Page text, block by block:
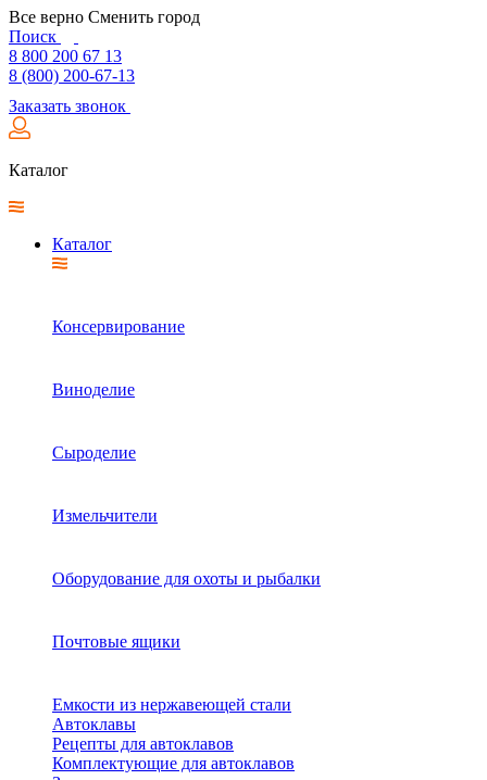
Все верно Сменить город
Поиск
8 800 200 67 13
8 (800) 200-67-13
Заказать звонок
Каталог
Каталог
Консервирование
Виноделие
Сыроделие
Измельчители
Оборудование для охоты и рыбалки
Почтовые ящики
Емкости из нержавеющей стали
Автоклавы
Рецепты для автоклавов
Комплектующие для автоклавов